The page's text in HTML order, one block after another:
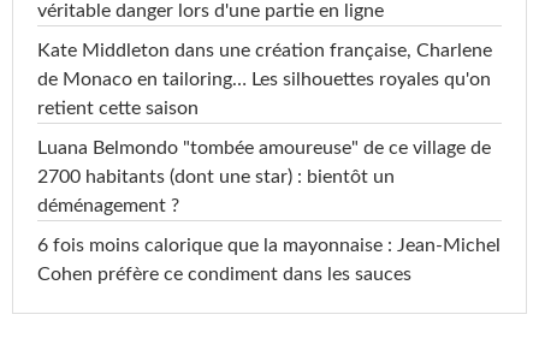
véritable danger lors d'une partie en ligne
Kate Middleton dans une création française, Charlene
de Monaco en tailoring… Les silhouettes royales qu'on
retient cette saison
Luana Belmondo "tombée amoureuse" de ce village de
2700 habitants (dont une star) : bientôt un
déménagement ?
6 fois moins calorique que la mayonnaise : Jean-Michel
Cohen préfère ce condiment dans les sauces